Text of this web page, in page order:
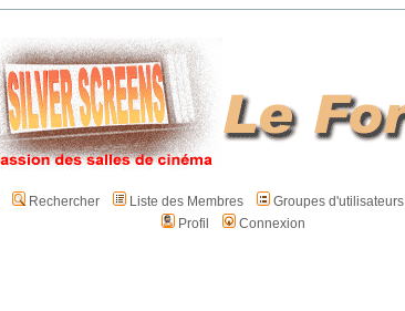
Rechercher Liste des Membres Groupes d'utilisateurs
Profil
Connexion